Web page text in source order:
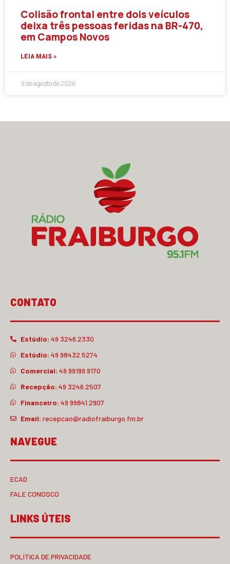
Colisão frontal entre dois veículos
deixa três pessoas feridas na BR-470,
em Campos Novos
LEIA MAIS »
9 de agosto de 2026
CONTATO
Estúdio: 49 3246.2330
Estúdio: 49 98432.5274
Comercial: 49 99199.9170
Recepção: 49 3246.2507
Financeiro: 49 99841.2907
Email: recepcao@radiofraiburgo.fm.br
NAVEGUE
ECAD
FALE CONOSCO
LINKS ÚTEIS
POLÍTICA DE PRIVACIDADE